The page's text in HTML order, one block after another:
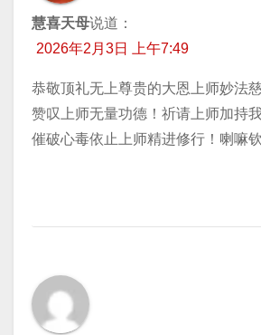
慧喜天母说道：
2026年2月3日 上午7:49
恭敬顶礼无上尊贵的大恩上师妙法
赞叹上师无量功德！祈请上师加持
催破心毒依止上师精进修行！喇嘛